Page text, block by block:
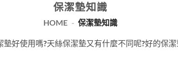
保潔墊知識
HOME - 保潔墊知識
好使用嗎?天絲保潔墊又有什麼不同呢?好的保